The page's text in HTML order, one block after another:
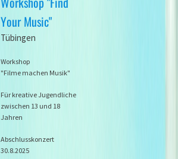
Your Music"
Tübingen
Workshop
"Filme machen Musik"
Für kreative Jugendliche
zwischen 13 und 18
Jahren
Abschlusskonzert
30.8.2025